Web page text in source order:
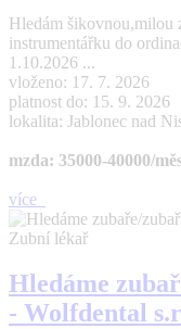
Hledám šikovnou,milou
instrumentářku do
1.10.2026 ...
vloženo: 17. 7. 2026
platnost do: 15. 9. 2026
lokalita: Jablonec nad
mzda: 35000-40000/
více
Zubní lékař
Hledáme
- Wolfdental